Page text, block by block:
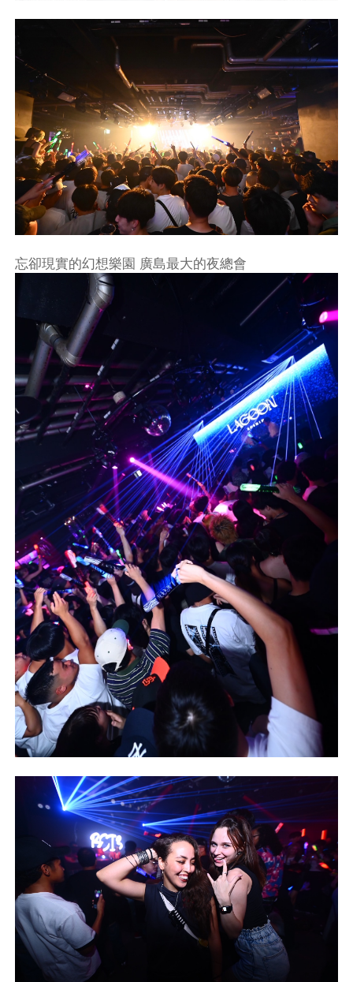
忘卻現實的幻想樂園 廣島最大的夜總會